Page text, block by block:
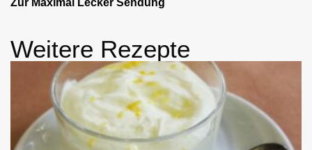
Weitere Rezepte